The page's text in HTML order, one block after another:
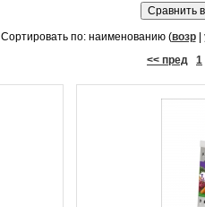
Сортировать по: наименованию (возр|
<< пред
1